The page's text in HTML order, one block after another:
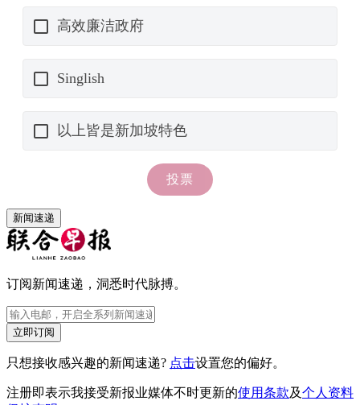
新闻速递
订阅新闻速递，洞悉时代脉搏。
立即订阅
只想接收感兴趣的新闻速递? 点击设置您的偏好。
注册即表示我接受新报业媒体不时更新的使用条款及个人资料